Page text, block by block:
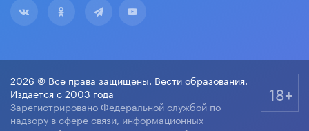
2026 © Все права защищены. Вести образования.
Издается с 2003 года
Зарегистрировано Федеральной службой по
надзору в сфере связи, информационных
18+